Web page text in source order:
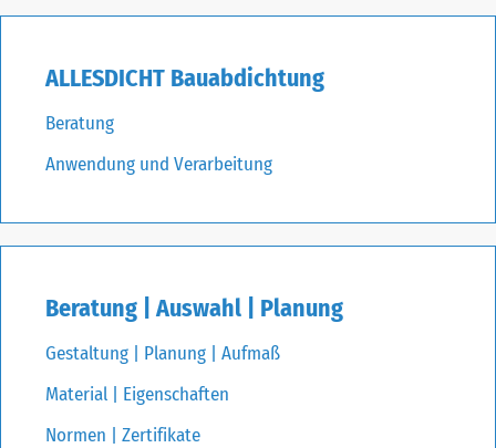
ALLESDICHT Bauabdichtung
Beratung
Anwendung und Verarbeitung
Beratung | Auswahl | Planung
Gestaltung | Planung | Aufmaß
Material | Eigenschaften
Normen | Zertifikate